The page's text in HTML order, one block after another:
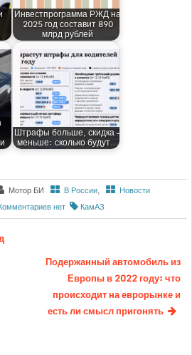
Инвестпрограмма РЖД на
2025 год составит 890
млрд рублей
Штрафы больше, скидка —
меньше: сколько будут…
Мотор БИ В России,
Новости
нет
КамАЗ
Подержанный автомобиль из
Европы в 2022 году: что
происходит на еврорынке и
есть ли смысл пригонять